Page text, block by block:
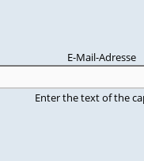
E-Mail-Adresse
Enter the text of the